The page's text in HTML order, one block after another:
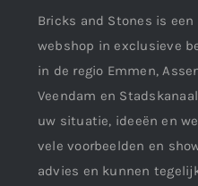
Bricks and Stones is
webshop in exclusieve
in de regio Emmen,
Veendam en
uw situatie, ideeën en
vele voorbeelden en
advies en kunnen